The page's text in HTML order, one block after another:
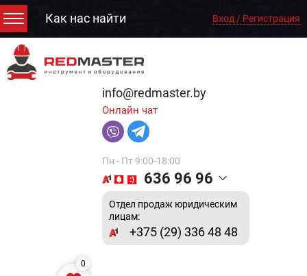
Как нас найти Вход / Регистрация
info@redmaster.by
Онлайн чат
Пн - Пт 9:00-18:00
636 96 96
Отдел продаж юридическим
лицам:
+375 (29) 336 48 48
0